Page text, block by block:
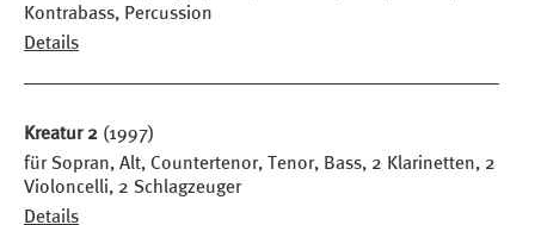
Kontrabass, Percussion
Details
Kreatur 2 (1997)
für Sopran, Alt, Countertenor, Tenor, Bass, 2 Klarinetten, 2
Violoncelli, 2 Schlagzeuger
Details